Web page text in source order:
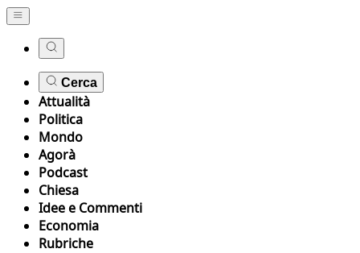
Cerca
Attualità
Politica
Mondo
Agorà
Podcast
Chiesa
Idee e Commenti
Economia
Rubriche